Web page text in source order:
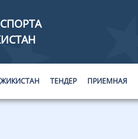
ТЕНДЕР ПРИЕМНАЯ